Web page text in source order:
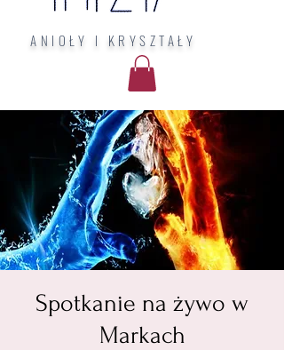
ANIOŁY I KRYSZTAŁY
Spotkanie na żywo w
Markach